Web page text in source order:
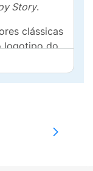
Story.
clássicas
logotipo do
o braço
o gatilho,